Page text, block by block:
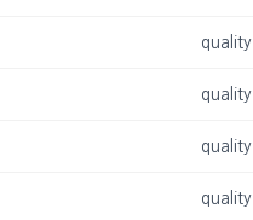
quality
quality
quality
quality